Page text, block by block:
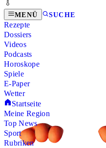
MENÜ SUCHE
Rezepte
Dossiers
Videos
Podcasts
Horoskope
Spiele
E-Paper
Wetter
Startseite
Meine Region
Top News
Sport
Rubriken